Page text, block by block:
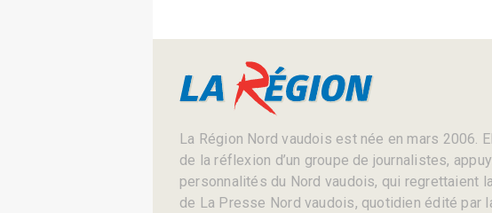
La Région Nord vaudois est née en mars 2006.
de la réflexion d’un groupe de journalistes,
personnalités du Nord vaudois, qui regrettaient
de La Presse Nord vaudois, quotidien édité par